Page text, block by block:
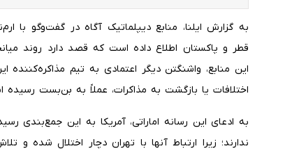
به گزارش ایلنا، منابع دیپلماتیک آگاه در گفت‌وگو با
قطر و پاکستان اطلاع داده است که قصد دارد روند
این منابع، واشنگتن دیگر اعتمادی به تیم
اختلافات یا بازگشت به مذاکرات، عملاً به بن‌بست رسیده
به ادعای این رسانه اماراتی، آمریکا به این جمع‌بندی
ندارند؛ زیرا ارتباط آنها با تهران دچار اختلال شده و